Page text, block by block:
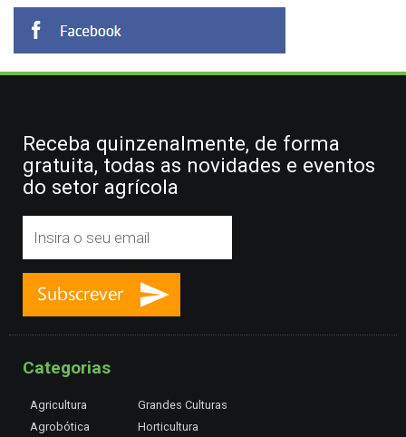
Receba quinzenalmente, de forma
gratuita, todas as novidades e eventos
do setor agrícola
Categorias
Agricultura
Agrobótica
Grandes Culturas
Horticultura